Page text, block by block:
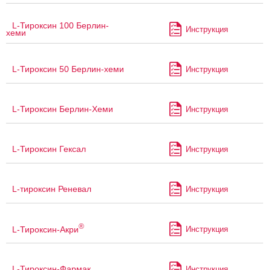
L-Тироксин 100 Берлин-
хеми Инструкция
L-Тироксин 50 Берлин-хеми Инструкция
L-Тироксин Берлин-Хеми Инструкция
L-Тироксин Гексал Инструкция
L-тироксин Реневал Инструкция
L-Тироксин-Акри® Инструкция